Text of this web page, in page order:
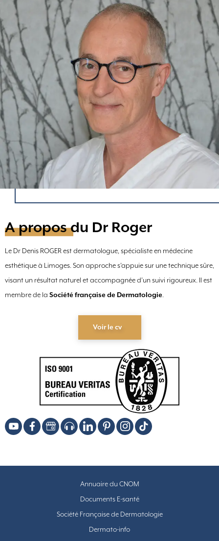
A propos du Dr Roger
Le Dr Denis ROGER est dermatologue, spécialiste en médecine
esthétique à Limoges. Son approche s’appuie sur une technique sûre,
visant un résultat naturel et accompagnée d’un suivi rigoureux. Il est
membre de la Société française de Dermatologie.
Voir le cv
Annuaire du CNOM
Documents E-santé
Société Française de Dermatologie
Dermato-info